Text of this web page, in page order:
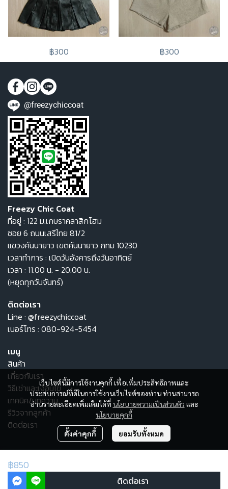
฿300 ฿300
฿850
ติดต่อเรา
เว็บไซต์นี้มีการใช้งานคุกกี้ เพื่อเพิ่มประสิทธิภาพและ
ประสบการณ์ที่ดีในการใช้งานเว็บไซต์ของท่าน ท่านสามารถ
อ่านรายละเอียดเพิ่มเติมได้ที่ นโยบายความเป็นส่วนตัว และ
นโยบายคุกกี้
ตั้งค่าคุกกี้ ยอมรับทั้งหมด
@freezychiccoat
Freezy Chic Coat
ที่อยู่ : 122 ม.เกษราคลาสิกโฮม
ซอย 6 ถนนเสรีไทย 81/2
แขวงคันนายาว เขตคันนายาว กทม 10230
เวลาทำการ : เปิดวันอังคารถึงวันอาทิตย์
เวลา : 11.00 น. - 20.00 น.
(หยุดทุกวันจันทร์)
ติดต่อเรา
Line : @freezychiccoat
เบอร์โทร : 080-924-5454
เมนู
สินค้า
เกี่ยวกับเรา
วิธีเช่าและเงื่อนไข
เทคนิค/บทความ
รีวิวจากลูกค้า
ติดต่อเรา
ผู้เข้าชมวันนี้2,197